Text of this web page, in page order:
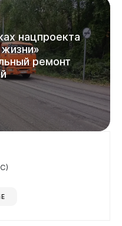
нацпроекта
жизни»
ремонт